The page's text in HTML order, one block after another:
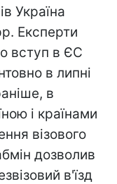
Україна
Експерти
вступ в ЄС
в липні
в
і країнами
візового
дозволив
в'їзд